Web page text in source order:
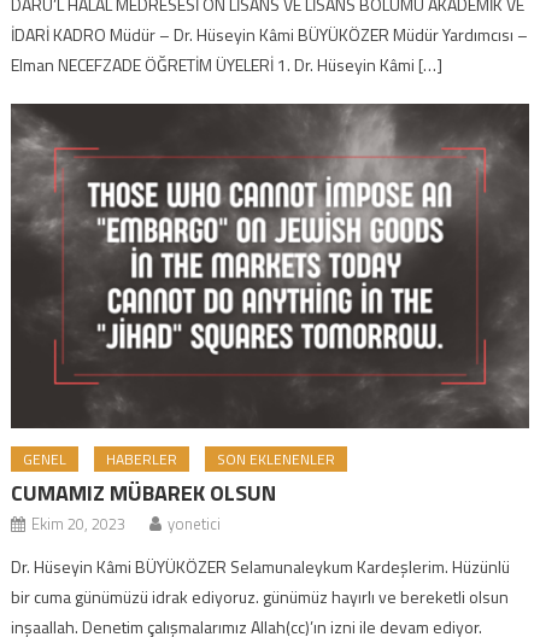
İDARİ KADRO Müdür – Dr. Hüseyin Kâmi BÜYÜKÖZER Müdür Yardımcısı –
Elman NECEFZADE ÖĞRETİM ÜYELERİ 1. Dr. Hüseyin Kâmi […]
GENEL HABERLER SON EKLENENLER
CUMAMIZ MÜBAREK OLSUN
Ekim 20, 2023 yonetici
Dr. Hüseyin Kâmi BÜYÜKÖZER Selamunaleykum Kardeşlerim. Hüzünlü
bir cuma günümüzü idrak ediyoruz. günümüz hayırlı ve bereketli olsun
inşaallah. Denetim çalışmalarımız Allah(cc)’ın izni ile devam ediyor.